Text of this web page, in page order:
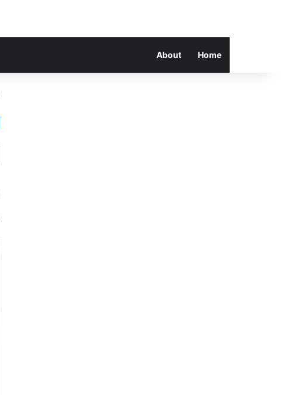
Home
About